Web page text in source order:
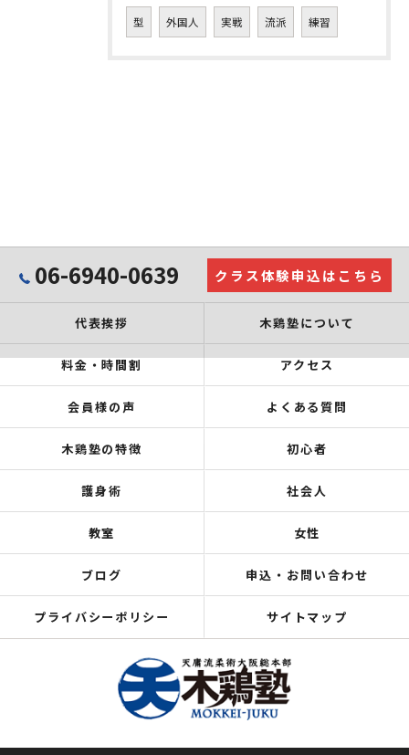
型 外国人 実戦 流派 練習
06-6940-0639 クラス体験申込はこちら
代表挨拶 木鶏塾について
料金・時間割 アクセス
会員様の声 よくある質問
木鶏塾の特徴 初心者
護身術 社会人
教室 女性
ブログ 申込・お問い合わせ
プライバシーポリシー サイトマップ